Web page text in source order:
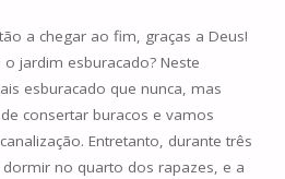
a chegar ao fim, graças a Deus!
jardim esburacado? Neste
esburacado que nunca, mas
consertar buracos e vamos
Entretanto, durante três
no quarto dos rapazes, e a